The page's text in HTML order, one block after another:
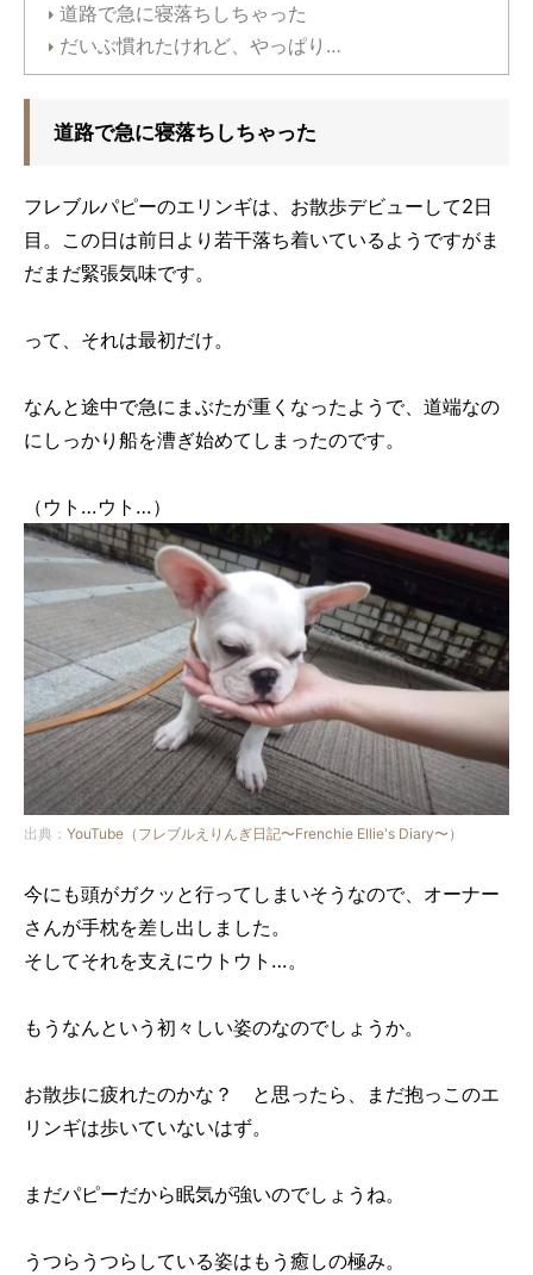
道路で急に寝落ちしちゃった
だいぶ慣れたけれど、やっぱり…
道路で急に寝落ちしちゃった
フレブルパピーのエリンギは、お散歩デビューして2日
目。この日は前日より若干落ち着いているようですがま
だまだ緊張気味です。
って、それは最初だけ。
なんと途中で急にまぶたが重くなったようで、道端なの
にしっかり船を漕ぎ始めてしまったのです。
（ウト…ウト…）
出典： YouTube（フレブルえりんぎ日記〜Frenchie Ellie's Diary〜）
今にも頭がガクッと行ってしまいそうなので、オーナー
さんが手枕を差し出しました。
そしてそれを支えにウトウト…。
もうなんという初々しい姿のなのでしょうか。
お散歩に疲れたのかな？ と思ったら、まだ抱っこのエ
リンギは歩いていないはず。
まだパピーだから眠気が強いのでしょうね。
うつらうつらしている姿はもう癒しの極み。